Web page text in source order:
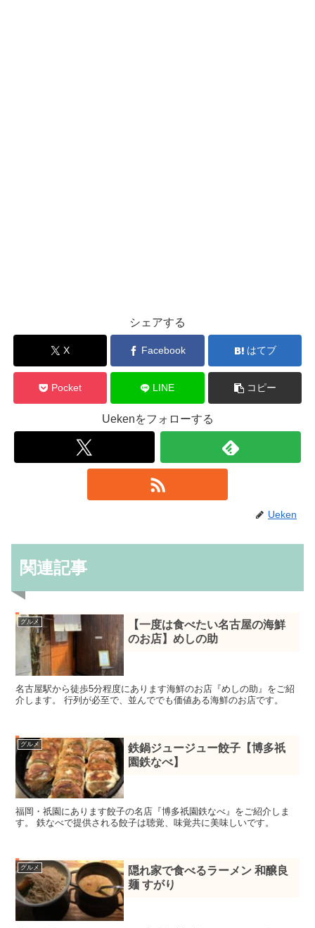
シェアする
X Facebook はてブ
Pocket LINE コピー
Uekenをフォローする
Ueken
関連記事
グルメ
【一度は食べたい名古屋の海鮮
のお店】めしの助
名古屋駅から徒歩5分程度にあります海鮮のお店『めしの助』をご紹
介します。 行列が必至で、並んででも価値ある海鮮のお店です。
グルメ
鉄鍋ジュージュー餃子【博多祇
園鉄なべ】
福岡・祇園にあります餃子の名店『博多祇園鉄なべ』をご紹介しま
す。 鉄なべで提供される餃子は聴覚、味覚共に美味しいです。
グルメ
隠れ家で食べるラーメン 和醸良
麺 すがり